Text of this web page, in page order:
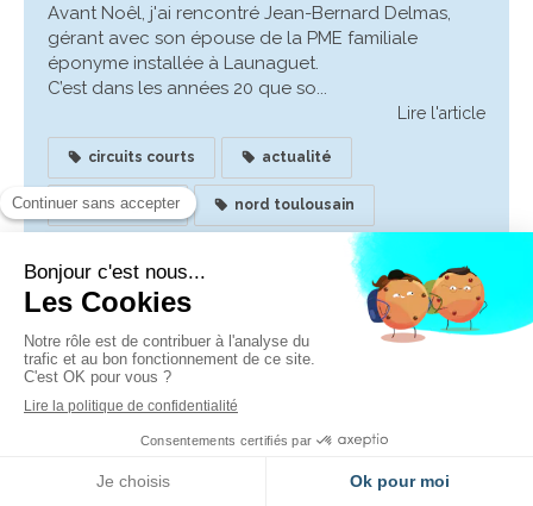
Avant Noêl, j'ai rencontré Jean-Bernard Delmas,
gérant avec son épouse de la PME familiale
éponyme installée à Launaguet.
C’est dans les années 20 que so...
Lire l'article
circuits courts actualité
launaguet nord toulousain
Catégories
A l'Assemblée Nationale
En circonscription (281)
(126)